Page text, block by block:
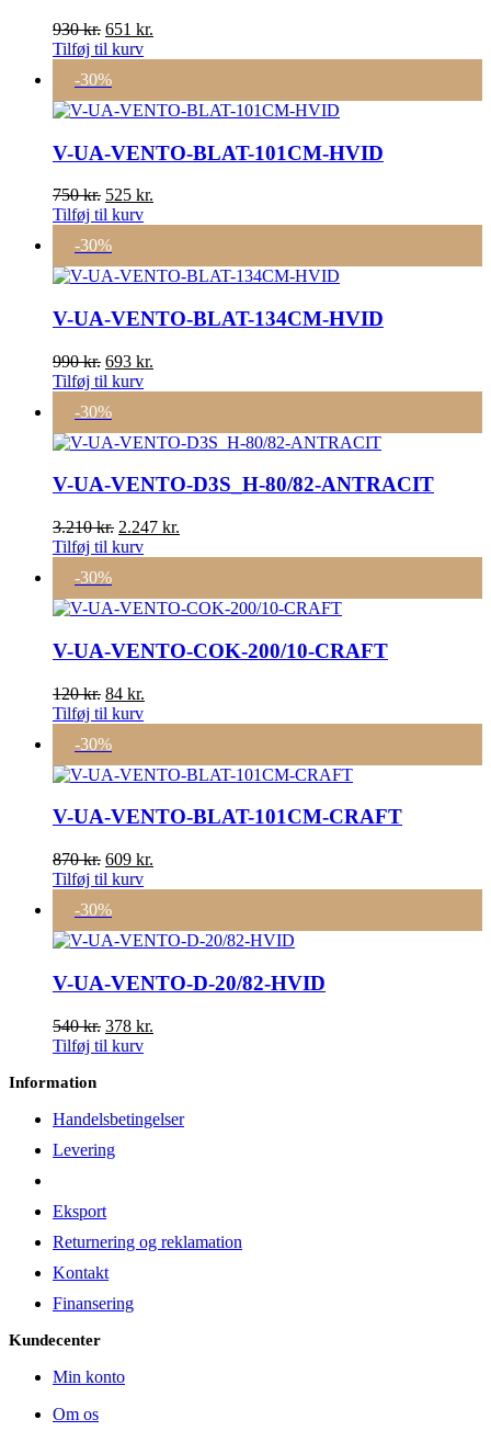
930kr. Den
oprindelige
var:
930 kr..
651 kr.
651 kr..
Tilføj til kurv
-30%
V-UA-VENTO-BLAT-101CM-HVID
750kr. Den
oprindelige
var:
750 kr..
525 kr.
525 kr..
Tilføj til kurv
-30%
V-UA-VENTO-BLAT-134CM-HVID
990kr. Den
oprindelige
var:
990 kr..
693 kr.
693 kr..
Tilføj til kurv
-30%
V-UA-VENTO-D3S_H-80/82-ANTRACIT
3.210kr. Den
oprindelige
3.210 kr..
2.247 kr.
2.247 kr..
Tilføj til kurv
-30%
V-UA-VENTO-COK-200/10-CRAFT
120kr. Den
oprindelige
var:
120 kr..
84 kr.
84 kr..
Tilføj til kurv
-30%
V-UA-VENTO-BLAT-101CM-CRAFT
870kr. Den
oprindelige
var:
870 kr..
609 kr.
609 kr..
Tilføj til kurv
-30%
V-UA-VENTO-D-20/82-HVID
540kr. Den
oprindelige
378 kr.
Tilføj til kurv
Information
Handelsbetingelser
Levering
Eksport
Returnering og reklamation
Kontakt
Finansering
Kundecenter
Min konto
Om os